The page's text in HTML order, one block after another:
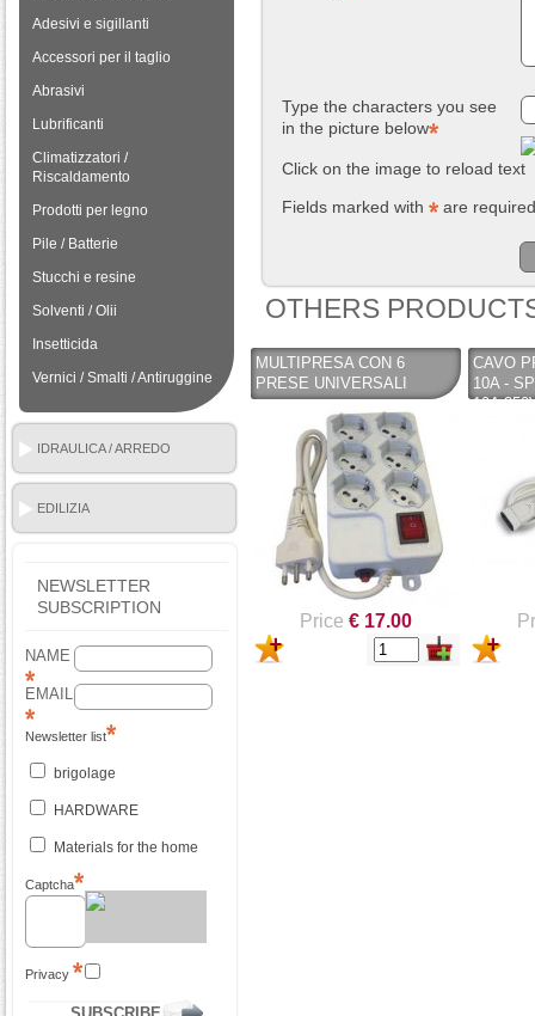
Adesivi e sigillanti
Accessori per il taglio
Abrasivi
Lubrificanti
Climatizzatori /
Riscaldamento
Prodotti per legno
Pile / Batterie
Stucchi e resine
Solventi / Olii
Insetticida
Vernici / Smalti / Antiruggine
IDRAULICA / ARREDO
BAGNO
EDILIZIA
NEWSLETTER
SUBSCRIPTION
NAME
EMAIL
Newsletter list
brigolage
HARDWARE
Materials for the home
Captcha
Privacy
Type the characters you see
in the picture below
Click on the image to reload text
Fields marked with
are required
OTHERS
MULTIPRESA CON 6
PRESE UNIVERSALI
Price € 17.00
CAVO
10A -
10A